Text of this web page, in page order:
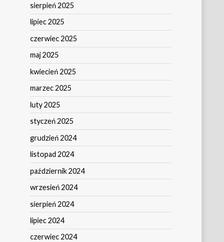
sierpień 2025
lipiec 2025
czerwiec 2025
maj 2025
kwiecień 2025
marzec 2025
luty 2025
styczeń 2025
grudzień 2024
listopad 2024
październik 2024
wrzesień 2024
sierpień 2024
lipiec 2024
czerwiec 2024